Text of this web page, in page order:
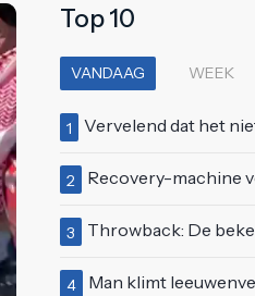
Top 10
VANDAAG WEEK
1 Vervelend dat het
2 Recovery-machine voelt toch
3 Throwback: De bekende "Buurman,
4 Man klimt leeuwenverblijf in